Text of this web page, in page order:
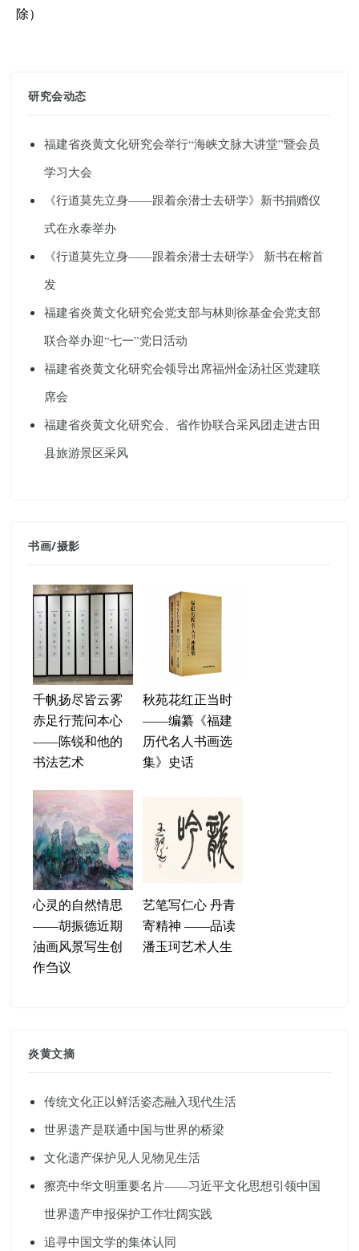
除）
研究会动态
福建省炎黄文化研究会举行“海峡文脉大讲堂”暨会员
学习大会
《行道莫先立身——跟着余潜士去研学》新书捐赠仪
式在永泰举办
《行道莫先立身——跟着余潜士去研学》 新书在榕首
发
福建省炎黄文化研究会党支部与林则徐基金会党支部
联合举办迎“七一”党日活动
福建省炎黄文化研究会领导出席福州金汤社区党建联
席会
福建省炎黄文化研究会、省作协联合采风团走进古田
县旅游景区采风
书画/摄影
千帆扬尽皆云雾
赤足行荒问本心
——陈锐和他的
书法艺术
秋苑花红正当时
——编纂《福建
历代名人书画选
集》史话
心灵的自然情思
——胡振德近期
油画风景写生创
作刍议
艺笔写仁心 丹青
寄精神 ——品读
潘玉珂艺术人生
炎黄文摘
传统文化正以鲜活姿态融入现代生活
世界遗产是联通中国与世界的桥梁
文化遗产保护见人见物见生活
擦亮中华文明重要名片——习近平文化思想引领中国
世界遗产申报保护工作壮阔实践
追寻中国文学的集体认同